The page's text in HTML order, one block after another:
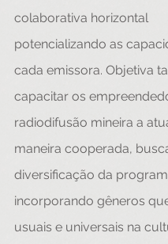
colaborativa horizontal
potencializando as
cada emissora. Objetiva
capacitar os
radiodifusão mineira a
maneira cooperada,
diversificação da
incorporando gêneros
usuais e universais na